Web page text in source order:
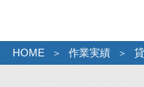
HOME 作業実績 貸